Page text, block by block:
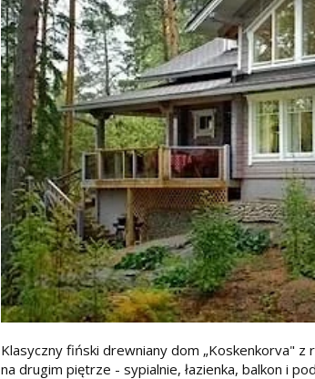
Klasyczny fiński drewniany dom „Koskenkorva"
na drugim piętrze - sypialnie, łazienka, balkon i